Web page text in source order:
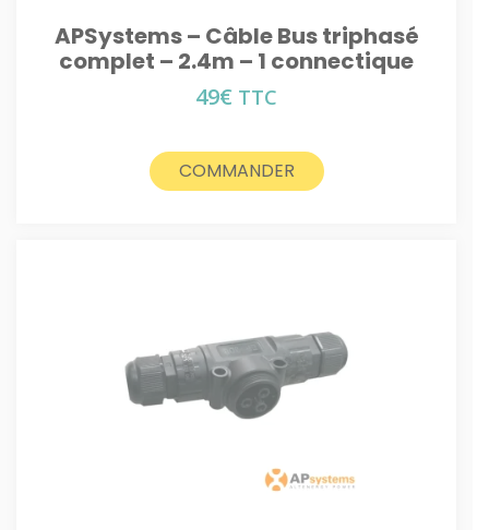
APSystems – Câble Bus triphasé
complet – 2.4m – 1 connectique
49€ TTC
COMMANDER